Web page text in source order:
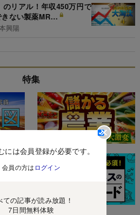
には会員登録が必要です。
会員の方は ログイン
ての記事が読み放題！
7日間無料体験
リアル！年収450万円で
きない製薬MR…
興陽
特集